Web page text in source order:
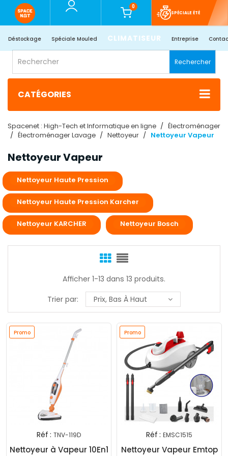
0
SPÉCIALE ÉTÉ
Déstockage Spéciale Mouled CLIMATISEUR Entreprise
Rechercher
CATÉGORIES
Spacenet : High-Tech et Informatique en ligne
Électroménager
Électroménager Lavage
Nettoyeur Nettoyeur Vapeur
Nettoyeur Vapeur
Nettoyeur Haute Pression
Nettoyeur Haute Pression Karcher
Nettoyeur KARCHER Nettoyeur Bosch
Afficher 1-13 dans 13 produits.
Trier par:
Prix, Bas À Haut
Promo
Réf : TNV-119D
Nettoyeur à Vapeur 10En1
Promo
Réf : EMSC1515
Nettoyeur Vapeur Emtop